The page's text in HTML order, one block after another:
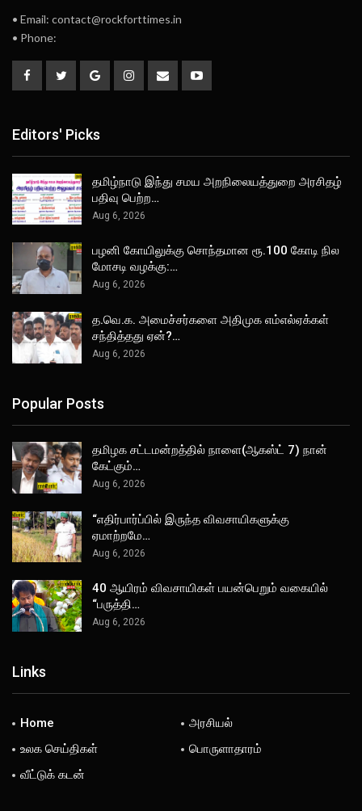
• Email: contact@rockforttimes.in
• Phone:
Editors' Picks
தமிழ்நாடு இந்து சமய அறநிலையத்துறை அரசிதழ்
பதிவு பெற்ற…
Aug 6, 2026
பழனி கோயிலுக்கு சொந்தமான ரூ.100 கோடி நில
மோசடி வழக்கு:…
Aug 6, 2026
த.வெ.க. அமைச்சர்களை அதிமுக எம்எல்ஏக்கள்
சந்தித்தது ஏன்?…
Aug 6, 2026
Popular Posts
தமிழக சட்டமன்றத்தில் நாளை(ஆகஸ்ட் 7) நான்
கேட்கும்…
Aug 6, 2026
“எதிர்பார்ப்பில் இருந்த விவசாயிகளுக்கு
ஏமாற்றமே…
Aug 6, 2026
40 ஆயிரம் விவசாயிகள் பயன்பெறும் வகையில்
“பருத்தி…
Aug 6, 2026
Links
Home
அரசியல்
உலக செய்திகள்
பொருளாதாரம்
வீட்டுக் கடன்